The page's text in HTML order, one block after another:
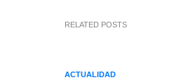
RELATED POSTS
ACTUALIDAD